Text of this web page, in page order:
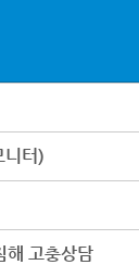
니터)
해 고충상담